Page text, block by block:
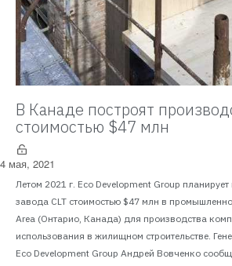
В Канаде построят
стоимостью $47 млн
4 мая, 2021
Летом 2021 г. Eco Development Group планирует
завода CLT стоимостью $47 млн в
Area (Онтарио, Канада) для производства
использования в жилищном строительстве.
Eco Development Group Андрей Вовченко